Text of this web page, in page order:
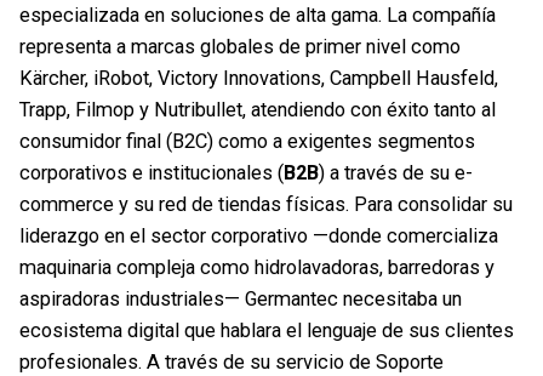
especializada en soluciones de alta gama. La compañía
representa a marcas globales de primer nivel como
Kärcher, iRobot, Victory Innovations, Campbell Hausfeld,
Trapp, Filmop y Nutribullet, atendiendo con éxito tanto al
consumidor final (B2C) como a exigentes segmentos
corporativos e institucionales (B2B) a través de su e-
commerce y su red de tiendas físicas. Para consolidar su
liderazgo en el sector corporativo —donde comercializa
maquinaria compleja como hidrolavadoras, barredoras y
aspiradoras industriales— Germantec necesitaba un
ecosistema digital que hablara el lenguaje de sus clientes
profesionales. A través de su servicio de Soporte